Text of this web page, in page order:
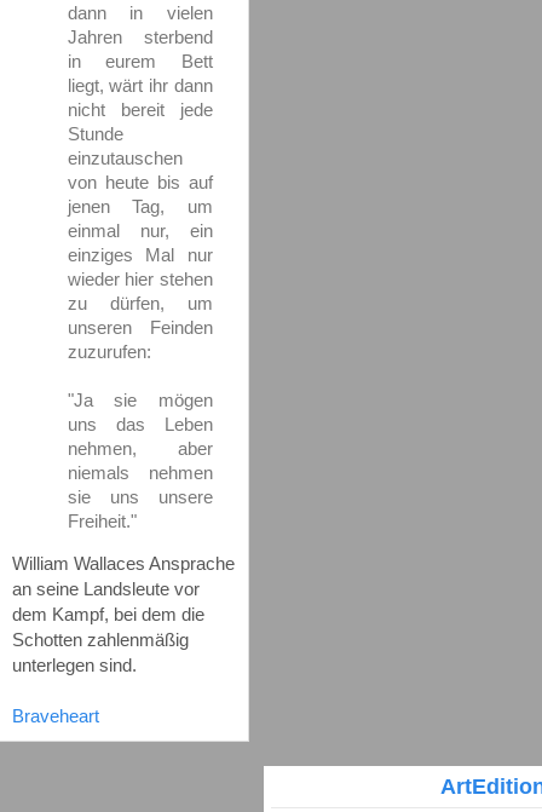
dann in vielen
Jahren sterbend
in eurem Bett
liegt, wärt ihr dann
nicht bereit jede
Stunde
einzutauschen
von heute bis auf
jenen Tag, um
einmal nur, ein
einziges Mal nur
wieder hier stehen
zu dürfen, um
unseren Feinden
zuzurufen:
"Ja sie mögen
uns das Leben
nehmen, aber
niemals nehmen
sie uns unsere
Freiheit."
William Wallaces Ansprache
an seine Landsleute vor
dem Kampf, bei dem die
Schotten zahlenmäßig
unterlegen sind.
Braveheart